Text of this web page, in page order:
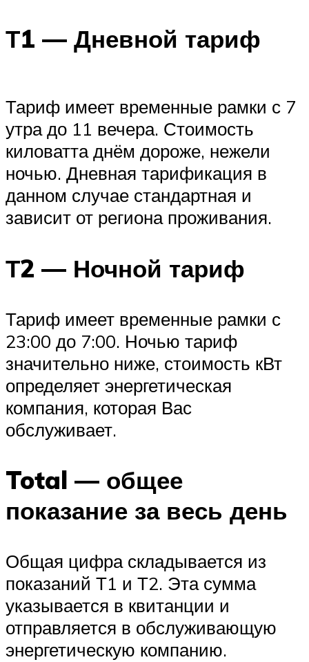
Т1 — Дневной тариф
Тариф имеет временные рамки с 7
утра до 11 вечера. Стоимость
киловатта днём дороже, нежели
ночью. Дневная тарификация в
данном случае стандартная и
зависит от региона проживания.
Т2 — Ночной тариф
Тариф имеет временные рамки с
23:00 до 7:00. Ночью тариф
значительно ниже, стоимость кВт
определяет энергетическая
компания, которая Вас
обслуживает.
Total — общее
показание за весь день
Общая цифра складывается из
показаний Т1 и Т2. Эта сумма
указывается в квитанции и
отправляется в обслуживающую
энергетическую компанию.